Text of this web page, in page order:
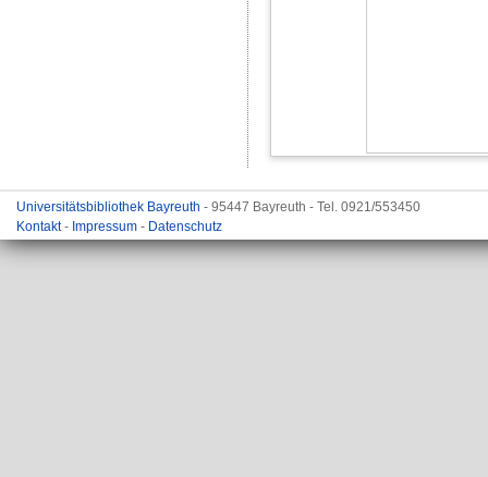
Universitätsbibliothek Bayreuth - 95447 Bayreuth - Tel. 0921/553450
Kontakt- Impressum - Datenschutz